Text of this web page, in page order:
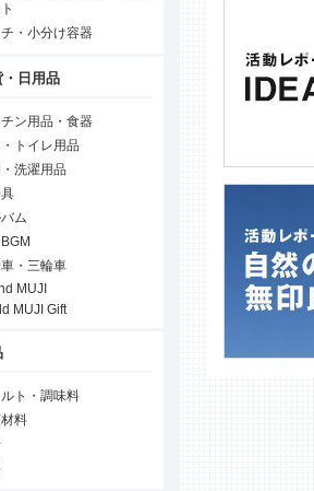
・小分け容器
・日用品
ン用品・食器
トイレ用品
洗濯用品
ム
・三輪車
MUJI
MUJI Gift
ト・調味料
料